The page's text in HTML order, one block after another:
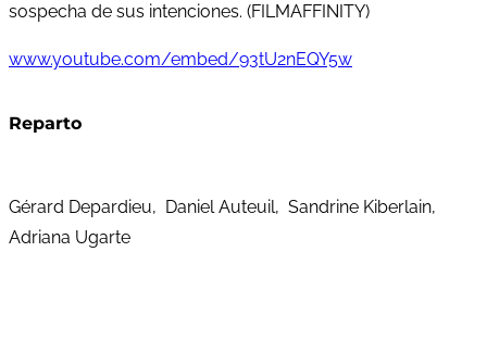
sospecha de sus intenciones. (FILMAFFINITY)
www.youtube.com/embed/93tU2nEQY5w
Reparto
Gérard Depardieu, Daniel Auteuil, Sandrine Kiberlain,
Adriana Ugarte